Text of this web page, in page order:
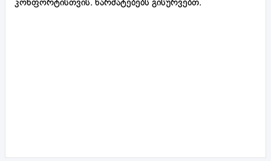
კონფორტისთვის. წარმატებებს გისურვებთ.